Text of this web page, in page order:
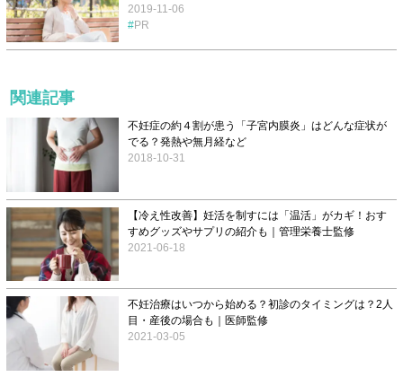
2019-11-06
PR
関連記事
不妊症の約４割が患う「子宮内膜炎」はどんな症状が
でる？発熱や無月経など
2018-10-31
【冷え性改善】妊活を制すには「温活」がカギ！おす
すめグッズやサプリの紹介も｜管理栄養士監修
2021-06-18
不妊治療はいつから始める？初診のタイミングは？2人
目・産後の場合も｜医師監修
2021-03-05